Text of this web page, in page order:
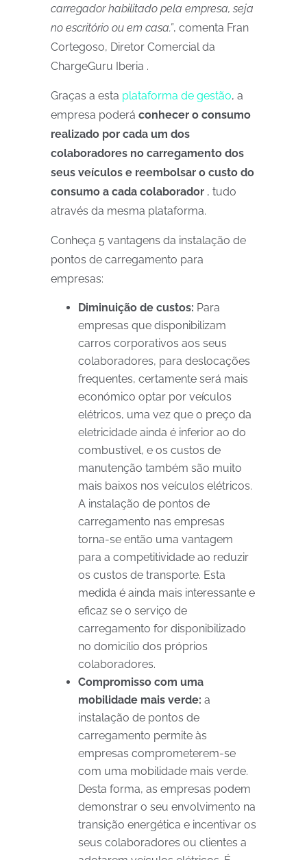
carregador habilitado pela empresa, seja
no escritório ou em casa.”, comenta Fran
Cortegoso, Diretor Comercial da
ChargeGuru Iberia .
Graças a esta plataforma de gestão, a
empresa poderá conhecer o consumo
realizado por cada um dos
colaboradores no carregamento dos
seus veículos e reembolsar o custo do
consumo a cada colaborador , tudo
através da mesma plataforma.
Conheça 5 vantagens da instalação de
pontos de carregamento para
empresas:
Diminuição de custos: Para
empresas que disponibilizam
carros corporativos aos seus
colaboradores, para deslocações
frequentes, certamente será mais
económico optar por veículos
elétricos, uma vez que o preço da
eletricidade ainda é inferior ao do
combustível, e os custos de
manutenção também são muito
mais baixos nos veículos elétricos.
A instalação de pontos de
carregamento nas empresas
torna-se então uma vantagem
para a competitividade ao reduzir
os custos de transporte. Esta
medida é ainda mais interessante e
eficaz se o serviço de
carregamento for disponibilizado
no domicílio dos próprios
colaboradores.
Compromisso com uma
mobilidade mais verde: a
instalação de pontos de
carregamento permite às
empresas comprometerem-se
com uma mobilidade mais verde.
Desta forma, as empresas podem
demonstrar o seu envolvimento na
transição energética e incentivar os
seus colaboradores ou clientes a